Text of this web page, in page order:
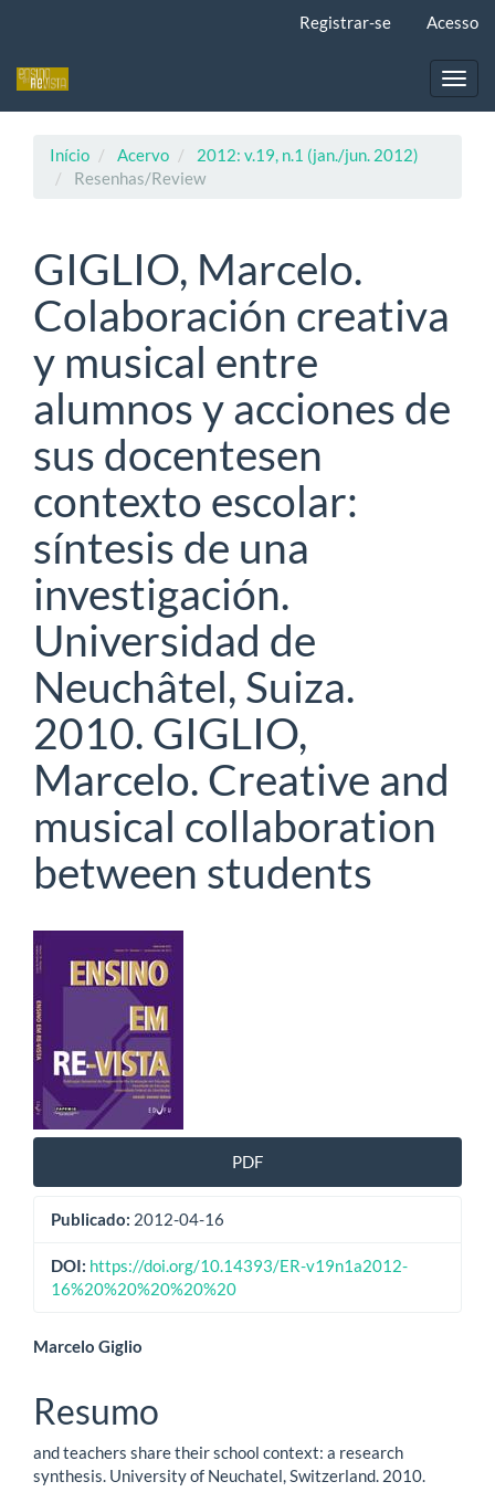
principal
Registrar-se Acesso
Início Acervo
2012: v.19, n.1 (jan./jun. 2012)
Resenhas/Review
GIGLIO, Marcelo.
Colaboración creativa
y musical entre
alumnos y acciones de
sus docentesen
contexto escolar:
síntesis de una
investigación.
Universidad de
Neuchâtel, Suiza.
2010. GIGLIO,
Marcelo. Creative and
musical collaboration
between students
Barra
lateral
de
artigos
PDF
Publicado: 2012-04-16
DOI: https://doi.org/10.14393/ER-v19n1a2012-
16%20%20%20%20%20
Conteúdo
do
artigo
principal
Marcelo Giglio
Resumo
and teachers share their school context: a research
synthesis. University of Neuchatel, Switzerland. 2010.